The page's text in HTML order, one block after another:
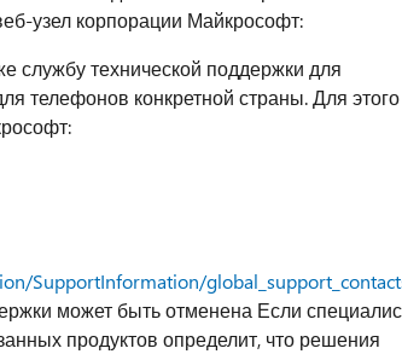
узел корпорации Майкрософт:
службу технической поддержки для
телефонов конкретной страны. Для этого
SupportInformation/
может быть отменена Если
продуктов определит, что решения